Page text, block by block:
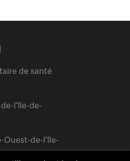
de santé
l’île-de-
Ouest-de-l’île-